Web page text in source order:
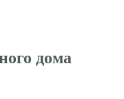
дома